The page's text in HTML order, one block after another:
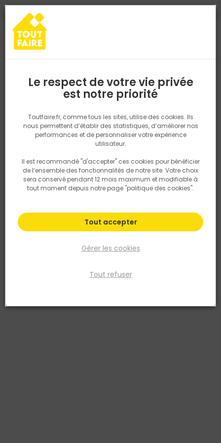
Retrouvez les délais et options de
livraison ainsi que les disponibiltiés en
LAMBERT MATERIAUX - CGV
CGV particulier
Plus de 450 points de vente
en France et en Belgique
conseils à votre service
Livraison à domicile
& retrait en point de vente
Le respect de votre vie privée
est notre priorité
Toutfaire.fr, comme tous les sites, utilise des cookies. Ils
nous permettent d’établir des statistiques, d’améliorer nos
performances et de personnaliser votre expérience
utilisateur.
Il est recommandé "d'accepter" ces cookies pour bénéficier
de l’ensemble des fonctionnalités de notre site. Votre choix
sera conservé pendant 12 mois maximum et modifiable à
tout moment depuis notre page "politique des cookies".
Gérer les cookies
Tout refuser
Tout accepter
TROUVEZ VOTRE MAGASIN TOUT FAIRE
Saisissez votre région pour les informations de stock et de
P. ex. Ile de france
Rechercher
Nous utilisons des cookies pour fournir ce service. En
savoir plus sur la façon dont nous utilisons les cookies
dans notre politique.